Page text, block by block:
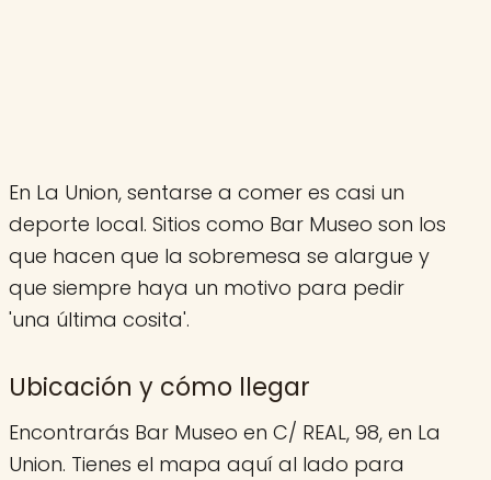
En La Union, sentarse a comer es casi un
deporte local. Sitios como Bar Museo son los
que hacen que la sobremesa se alargue y
que siempre haya un motivo para pedir
'una última cosita'.
Ubicación y cómo llegar
Encontrarás Bar Museo en C/ REAL, 98, en La
Union. Tienes el mapa aquí al lado para